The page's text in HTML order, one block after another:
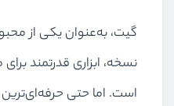
گیت، به‌عنوان یکی از
نسخه، ابزاری قدرتمند
است. اما حتی